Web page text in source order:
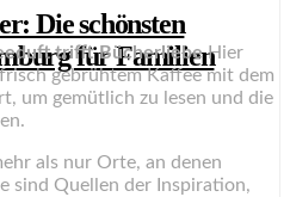
Die schönsten
für Familien
trifft BücherliebeHier
gebrühtem Kaffee mit dem
um gemütlich zu lesen und die
als nur Orte, an denen
sind Quellen der Inspiration,